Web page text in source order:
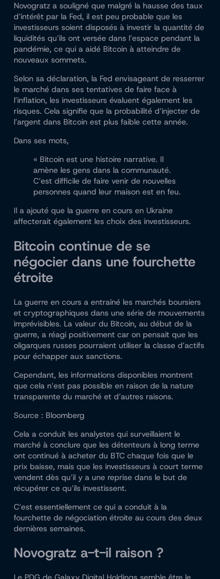
Novogratz a souligné que malgré la hausse des taux
d’intérêt par la Fed, il est peu probable que les
investisseurs soient disposés à investir la quantité de
liquidités qu’ils ont versée dans l’espace pendant la
pandémie, ce qui a aidé Bitcoin à atteindre de
nouveaux sommets.
Selon sa déclaration, la Fed envisageant de resserrer
le marché dans ses tentatives de faire face à
l’inflation, les investisseurs évaluent également les
risques. Cela signifie que la probabilité d’injecter de
l’argent dans Bitcoin est plus faible cette année.
Dans ses mots,
« Bitcoin est une histoire narrative. Il
amène les gens dans la communauté.
C’est difficile de faire venir de nouvelles
personnes quand leur maison est en feu.
Il a ajouté que la guerre en cours en Ukraine
affecterait également les choix des investisseurs.
Bitcoin continue de se
négocier dans une fourchette
étroite
La guerre en cours a entraîné les marchés boursiers
et cryptographiques dans une série de mouvements
imprévisibles. La valeur du Bitcoin, au début de la
guerre, a réagi positivement car on pensait que les
oligarques russes pourraient utiliser la classe d’actifs
pour échapper aux sanctions.
Cependant, les informations disponibles montrent
que cela n’est pas possible en raison de la nature
transparente du marché et d’autres raisons.
Source : Bloomberg
Cela a conduit les analystes qui surveillaient le
marché à conclure que les détenteurs à long terme
ont continué à acheter du BTC chaque fois que le
prix baisse, mais que les investisseurs à court terme
vendent dès qu’il y a une reprise dans le but de
récupérer ce qu’ils investissent.
C’est essentiellement ce qui a conduit à la
fourchette de négociation étroite au cours des deux
dernières semaines.
Novogratz a-t-il raison ?